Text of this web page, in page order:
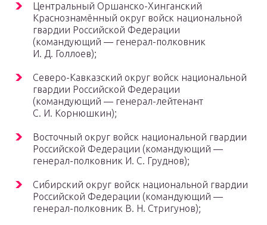
Центральный Оршанско-Хинганский
Краснознамённый округ войск национальной
гвардии Российской Федерации
(командующий — генерал-полковник
И. Д. Голлоев);
Северо-Кавказский округ войск национальной
гвардии Российской Федерации
(командующий — генерал-лейтенант
С. И. Корнюшкин);
Восточный округ войск национальной гвардии
Российской Федерации (командующий —
генерал-полковник И. С. Груднов);
Сибирский округ войск национальной гвардии
Российской Федерации (командующий —
генерал-полковник В. Н. Стригунов);